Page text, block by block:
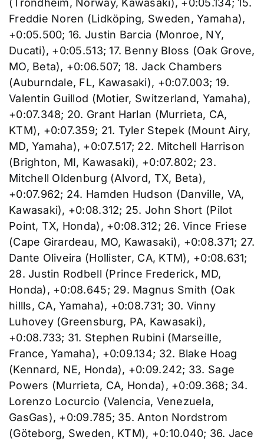
(Trondheim, Norway, Kawasaki), +0:05.134; 15.
Freddie Noren (Lidköping, Sweden, Yamaha),
+0:05.500; 16. Justin Barcia (Monroe, NY,
Ducati), +0:05.513; 17. Benny Bloss (Oak Grove,
MO, Beta), +0:06.507; 18. Jack Chambers
(Auburndale, FL, Kawasaki), +0:07.003; 19.
Valentin Guillod (Motier, Switzerland, Yamaha),
+0:07.348; 20. Grant Harlan (Murrieta, CA,
KTM), +0:07.359; 21. Tyler Stepek (Mount Airy,
MD, Yamaha), +0:07.517; 22. Mitchell Harrison
(Brighton, MI, Kawasaki), +0:07.802; 23.
Mitchell Oldenburg (Alvord, TX, Beta),
+0:07.962; 24. Hamden Hudson (Danville, VA,
Kawasaki), +0:08.312; 25. John Short (Pilot
Point, TX, Honda), +0:08.312; 26. Vince Friese
(Cape Girardeau, MO, Kawasaki), +0:08.371; 27.
Dante Oliveira (Hollister, CA, KTM), +0:08.631;
28. Justin Rodbell (Prince Frederick, MD,
Honda), +0:08.645; 29. Magnus Smith (Oak
hillls, CA, Yamaha), +0:08.731; 30. Vinny
Luhovey (Greensburg, PA, Kawasaki),
+0:08.733; 31. Stephen Rubini (Marseille,
France, Yamaha), +0:09.134; 32. Blake Hoag
(Kennard, NE, Honda), +0:09.242; 33. Sage
Powers (Murrieta, CA, Honda), +0:09.368; 34.
Lorenzo Locurcio (Valencia, Venezuela,
GasGas), +0:09.785; 35. Anton Nordstrom
(Göteborg, Sweden, KTM), +0:10.040; 36. Jace